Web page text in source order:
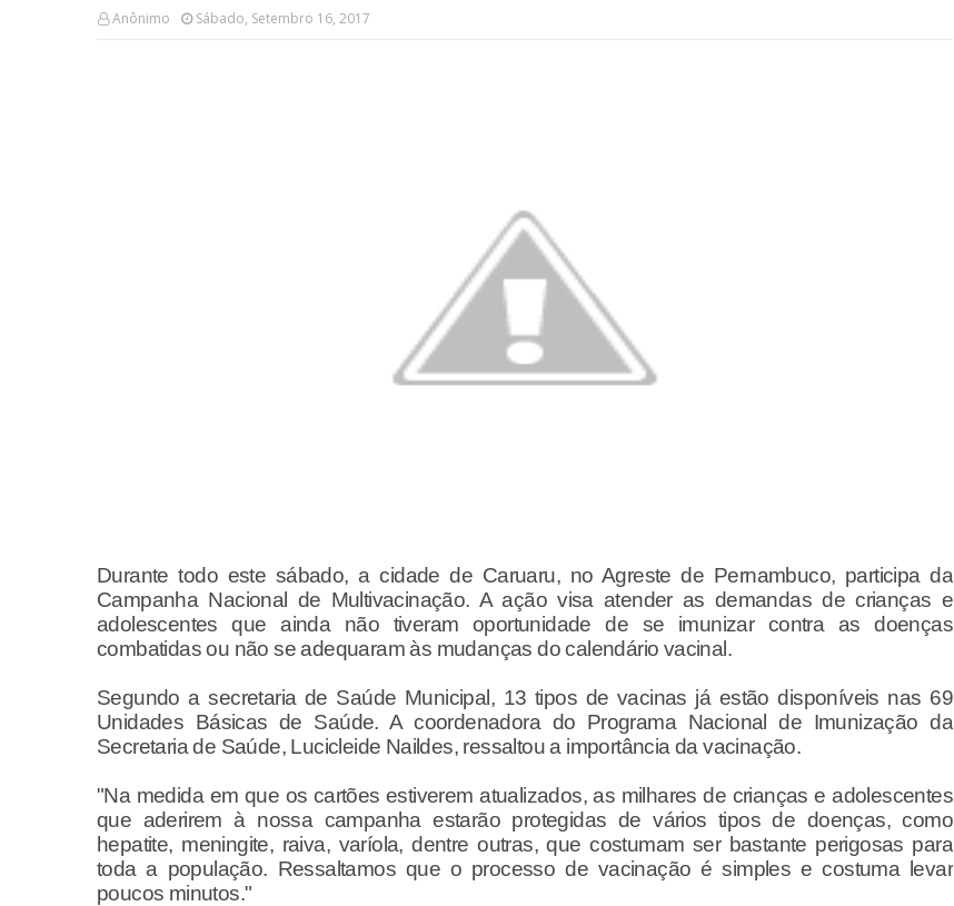
Anônimo Sábado, Setembro 16, 2017
Durante todo este sábado, a cidade de Caruaru, no Agreste de Pernambuco, participa da
Campanha Nacional de Multivacinação. A ação visa atender as demandas de crianças e
adolescentes que ainda não tiveram oportunidade de se imunizar contra as doenças
combatidas ou não se adequaram às mudanças do calendário vacinal.
Segundo a secretaria de Saúde Municipal, 13 tipos de vacinas já estão disponíveis nas 69
Unidades Básicas de Saúde. A coordenadora do Programa Nacional de Imunização da
Secretaria de Saúde, Lucicleide Naildes, ressaltou a importância da vacinação.
"Na medida em que os cartões estiverem atualizados, as milhares de crianças e adolescentes
que aderirem à nossa campanha estarão protegidas de vários tipos de doenças, como
hepatite, meningite, raiva, varíola, dentre outras, que costumam ser bastante perigosas para
toda a população. Ressaltamos que o processo de vacinação é simples e costuma levar
poucos minutos."